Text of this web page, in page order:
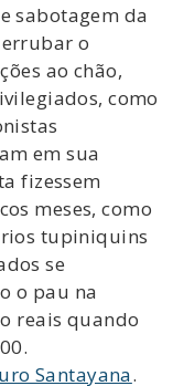
sabotagem da
o
ao chão,
como
em sua
fizessem
meses, como
tupiniquins
se
o pau na
reais quando
Santayana.